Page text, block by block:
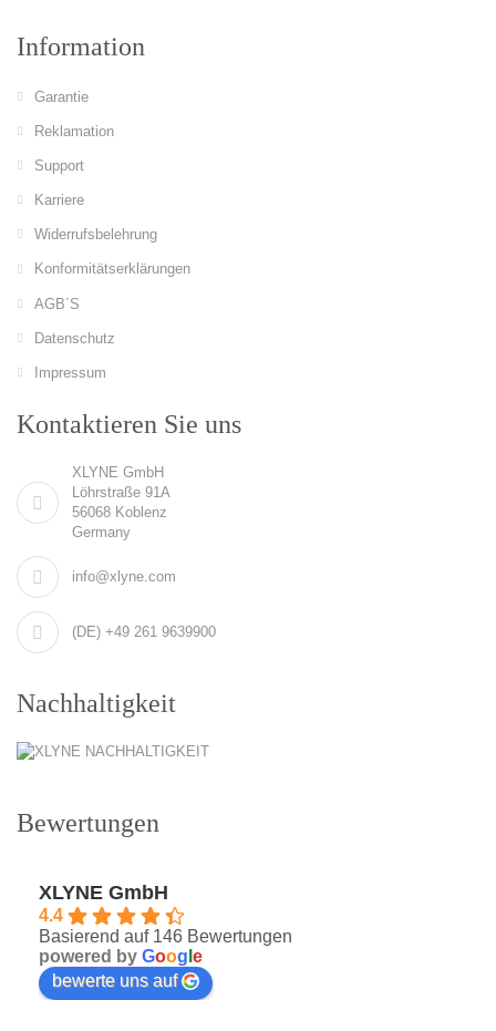
Information
Garantie
Reklamation
Support
Karriere
Widerrufsbelehrung
Konformitätserklärungen
AGB´S
Datenschutz
Impressum
Kontaktieren Sie uns
XLYNE GmbH
Löhrstraße 91A
56068 Koblenz
Germany
info@xlyne.com
(DE) +49 261 9639900
Nachhaltigkeit
Bewertungen
XLYNE GmbH
4.4
Basierend auf 146 Bewertungen
powered by Goog e
bewerte uns auf